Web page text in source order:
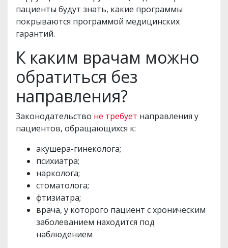
пациенты будут знать, какие программы
покрываются программой медицинских
гарантий.
К каким врачам можно
обратиться без
направления?
Законодательство не требует направления у
пациентов, обращающихся к:
акушера-гинеколога;
психиатра;
нарколога;
стоматолога;
фтизиатра;
врача, у которого пациент с хроническим
заболеванием находится под
наблюдением